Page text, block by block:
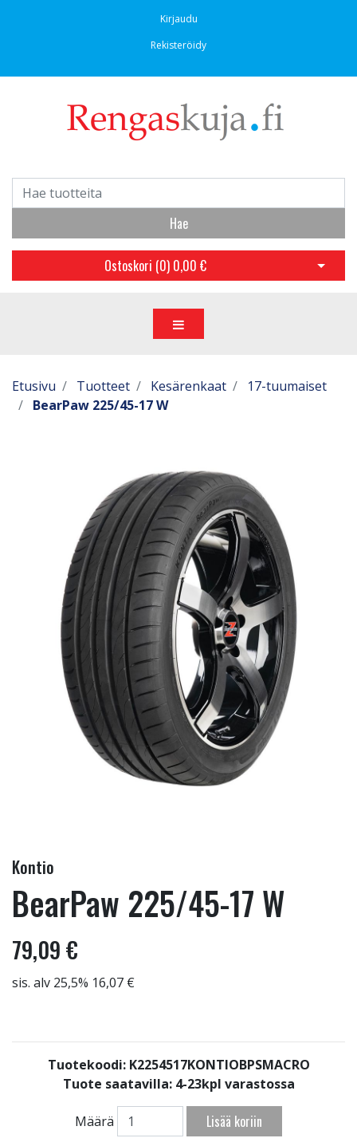
Kirjaudu
Rekisteröidy
Hae
Ostoskori (0) 0,00 € Avaa
Etusivu Tuotteet Kesärenkaat
17-tuumaiset
BearPaw 225/45-17 W
Kontio
BearPaw 225/45-17 W
79,09 €
sis. alv 25,5% 16,07 €
Tuotekoodi: K2254517KONTIOBPSMACRO
Tuote saatavilla: 4-23kpl varastossa
Määrä Lisää koriin